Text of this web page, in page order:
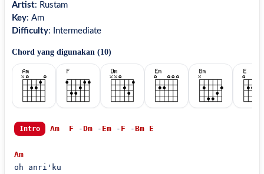
Artist: Rustam
Key: Am
Difficulty: Intermediate
Chord yang digunakan (10)
Intro Am F -Dm - Em - F -Bm E
Am
oh anri'ku